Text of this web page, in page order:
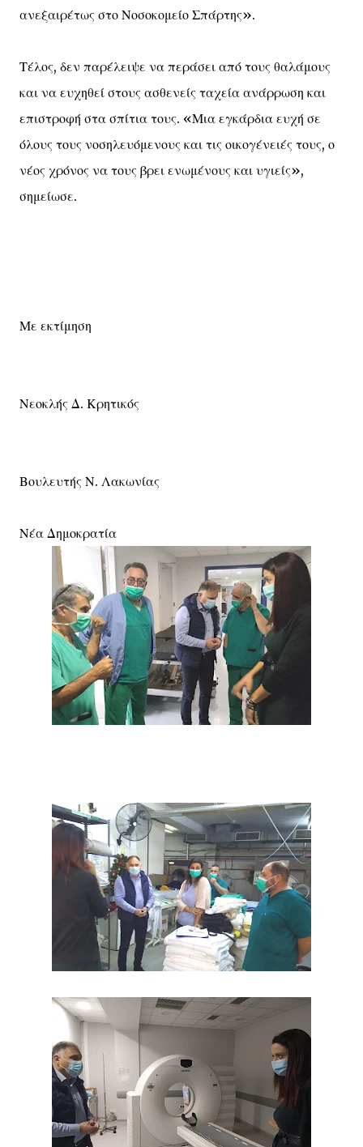
ανεξαιρέτως στο Νοσοκομείο Σπάρτης».
Τέλος, δεν παρέλειψε να περάσει από τους θαλάμους
και να ευχηθεί στους ασθενείς ταχεία ανάρρωση και
επιστροφή στα σπίτια τους. «Μια εγκάρδια ευχή σε
όλους τους νοσηλευόμενους και τις οικογένειές τους, ο
νέος χρόνος να τους βρει ενωμένους και υγιείς»,
σημείωσε.
Με εκτίμηση
Νεοκλής Δ. Κρητικός
Βουλευτής Ν. Λακωνίας
Νέα Δημοκρατία